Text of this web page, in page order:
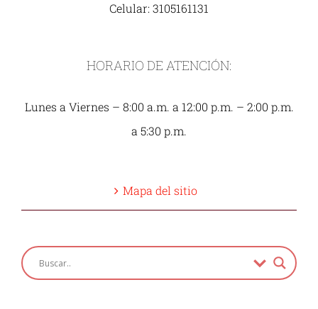
Celular: 3105161131
HORARIO DE ATENCIÓN:
Lunes a Viernes – 8:00 a.m. a 12:00 p.m. – 2:00 p.m.
a 5:30 p.m.
Mapa del sitio